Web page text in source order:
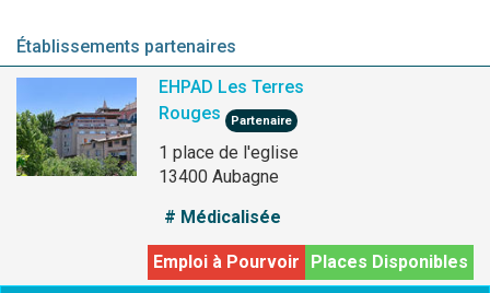
Établissements partenaires
EHPAD Les Terres
Rouges
Partenaire
1 place de l'eglise
13400 Aubagne
# Médicalisée
Places Disponibles
Emploi à Pourvoir